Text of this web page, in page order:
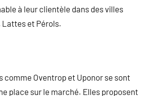
à leur clientèle dans des villes
Lattes et Pérols.
comme Oventrop et Uponor se sont
place sur le marché. Elles proposent